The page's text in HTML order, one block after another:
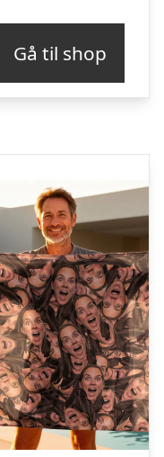
Gå til shop